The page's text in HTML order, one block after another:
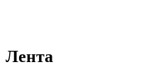
Лента